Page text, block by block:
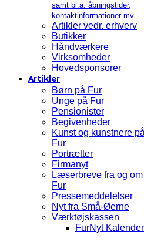
samt bl.a. åbningstider,
kontaktinformationer mv.
Artikler vedr. erhverv
Butikker
Håndværkere
Virksomheder
Hovedsponsorer
Artikler
Børn på Fur
Unge på Fur
Pensionister
Begivenheder
Kunst og kunstnere på
Fur
Portrætter
Firmanyt
Læserbreve fra og om
Fur
Pressemeddelelser
Nyt fra Små-Øerne
Værktøjskassen
FurNyt